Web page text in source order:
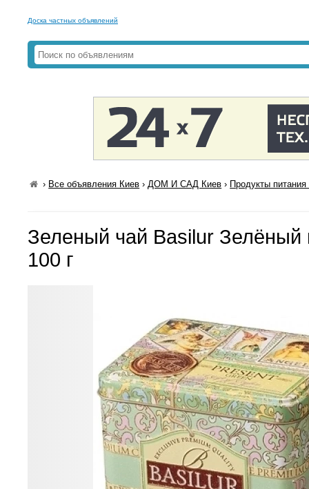
Доска частных объявлений
› Все объявления Киев ›ДОМ И САД Киев › Продукты
Зеленый чай Basilur Зелёный
100 г